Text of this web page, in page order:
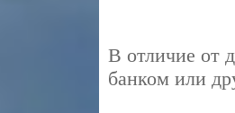
В отличие от
банком или